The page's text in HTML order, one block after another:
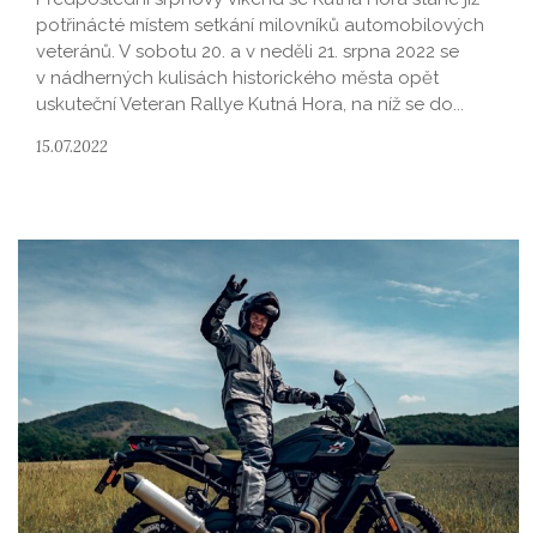
potřinácté místem setkání milovníků automobilových
veteránů. V sobotu 20. a v neděli 21. srpna 2022 se
v nádherných kulisách historického města opět
uskuteční Veteran Rallye Kutná Hora, na níž se do...
15.07.2022